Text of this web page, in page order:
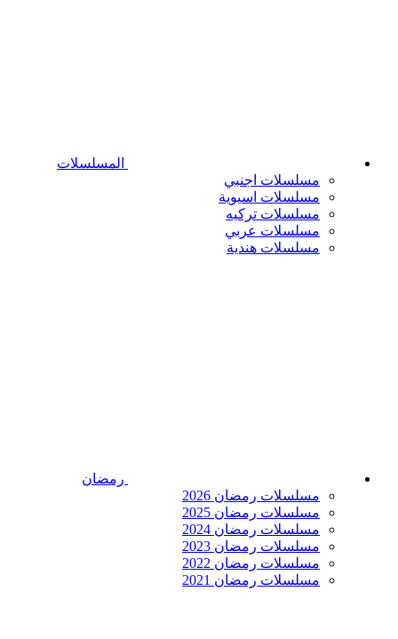
المسلسلات
مسلسلات اجنبي
مسلسلات اسيوية
مسلسلات تركيه
مسلسلات عربي
مسلسلات هندية
رمضان
مسلسلات رمضان 2026
مسلسلات رمضان 2025
مسلسلات رمضان 2024
مسلسلات رمضان 2023
مسلسلات رمضان 2022
مسلسلات رمضان 2021